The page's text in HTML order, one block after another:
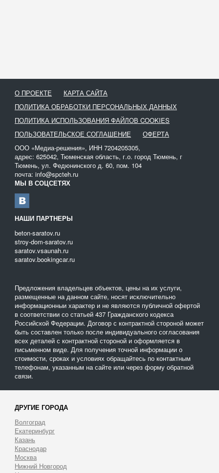
трубы.
Продавливание стальных футляров проводится в несколько
этапов. На первом этапе в месте проведения работ
разрабатывается котлован, далее производится монтаж
силового оборудования, которое в дальнейшем будет
способствовать процессу проталкивания футляров в грунт.
На следующем этапе постепенно начинается процесс
вдавливания футляра в грунт. Футляр подается в почвенный
горизонт отрезками, длина которых не превышает 1 метра. В
целом на прокладку 4-5 метров трубы в футляре уходит около 1
рабочего дня.
Наш сайт поможет вам взять в аренду трубоукладчик для
облегчения строительного процесса. Аренда – оптимальный
оборудование.
О ПРОЕКТЕ
КАРТА САЙТА
ПОЛИТИКА ОБРАБОТКИ ПЕРСОНАЛЬНЫХ ДАННЫХ
ПОЛИТИКА ИСПОЛЬЗОВАНИЯ ФАЙЛОВ COOKIES
ПОЛЬЗОВАТЕЛЬСКОЕ СОГЛАШЕНИЕ
ОФЕРТА
ООО «Медиа-решения», ИНН 7204205305,
адрес: 625042, Тюменская область, г.о. город Тюмень, г
Тюмень, ул. Федюнинского д. 60, пом. 104
почта: info@spcteh.ru
МЫ В СОЦСЕТЯХ
НАШИ ПАРТНЕРЫ
beton-saratov.ru
stroy-dom-saratov.ru
saratov.vsaunah.ru
saratov.bookingcar.ru
Предложения владельцев объектов, цены на их услуги,
размещенные на данном сайте, носят исключительно
информационныи характер и не являются публичной офертой
в соответствии со статьей 437 Гражданского кодекса
Российской Федерации. Договор с контрактной стороной может
быть составлен только после индивидуального согласования
всех деталей с контрактной стороной и оформляется в
письменном виде. Для получения точной информации о
стоимости, сроках и условиях обращайтесь по контактным
телефонам, указанным на сайте или через форму обратной
связи.
ДРУГИЕ ГОРОДА
Волгоград
Екатеринбург
Казань
Краснодар
Москва
Нижний Новгород